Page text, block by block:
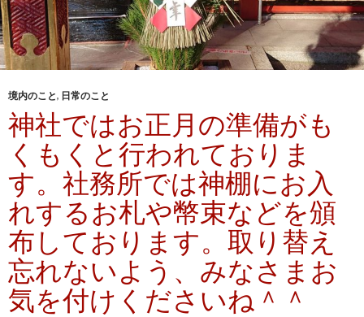
境内のこと, 日常のこと
神社ではお正月の準備がも
くもくと行われておりま
す。社務所では神棚にお入
れするお札や幣束などを頒
布しております。取り替え
忘れないよう、みなさまお
気を付けくださいね＾＾